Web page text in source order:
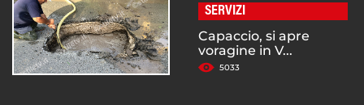
SERVIZI
Capaccio, si apre
voragine in V...
5033